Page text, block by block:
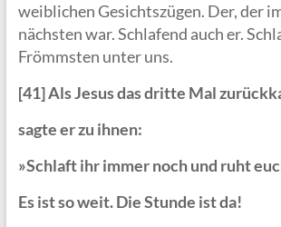
weiblichen Gesichtszügen. Der, der
nächsten war. Schlafend auch er.
Frömmsten unter uns.
[41] Als Jesus das dritte Mal
sagte er zu ihnen:
»Schlaft ihr immer noch und ruht
Es ist so weit. Die Stunde ist da!